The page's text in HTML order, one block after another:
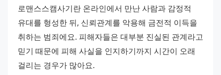
로맨스스캠사기란 온라인에서 만난 사람과 감정적
유대를 형성한 뒤, 신뢰관계를 악용해 금전적 이득을
취하는 범죄에요. 피해자들은 대부분 진실된 관계라고
믿기 때문에 피해 사실을 인지하기까지 시간이 오래
걸리는 경우가 많아요.